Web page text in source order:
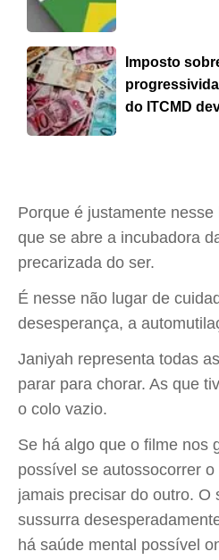
Imposto
do ITCMD
Porque é justamente
que se abre a incubadora
precarizada do ser.
É nesse não lugar de
desesperança, a
Janiyah representa todas
parar para chorar. As que
o colo vazio.
Se há algo que o filme nos
possível se autossocorrer
jamais precisar do outro. O
sussurra
há saúde mental possível